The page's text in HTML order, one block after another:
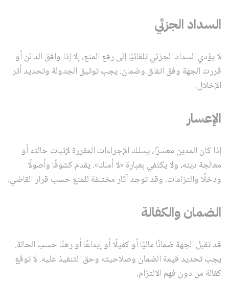
السداد الجزئي
لا يؤدي السداد الجزئي تلقائيًا إلى رفع المنع، إلا إذا وافق الدائن أو
قررت الجهة وفق اتفاق وضمان. يجب توثيق الجدولة وتحديد أثر
الإخلال.
الإعسار
إذا كان المدين معسرًا، يسلك الإجراءات المقررة لإثبات حالته أو
معالجة دينه، ولا يكتفي بعبارة «لا أملك». يقدم كشوفًا وأصولًا
ودخلًا والتزامات. وقد توجد آثار مختلفة للمنع حسب قرار القاضي.
الضمان والكفالة
قد تقبل الجهة ضمانًا ماليًا أو كفيلًا أو إيداعًا أو رهنًا حسب الحالة.
يجب تحديد قيمة الضمان وصلاحيته وحق التنفيذ عليه. لا توقع
كفالة من دون فهم الالتزام.